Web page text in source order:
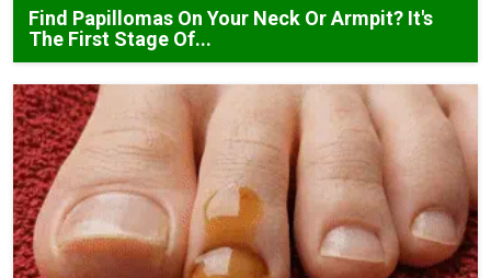
Find Papillomas On Your Neck Or Armpit? It's
The First Stage Of...